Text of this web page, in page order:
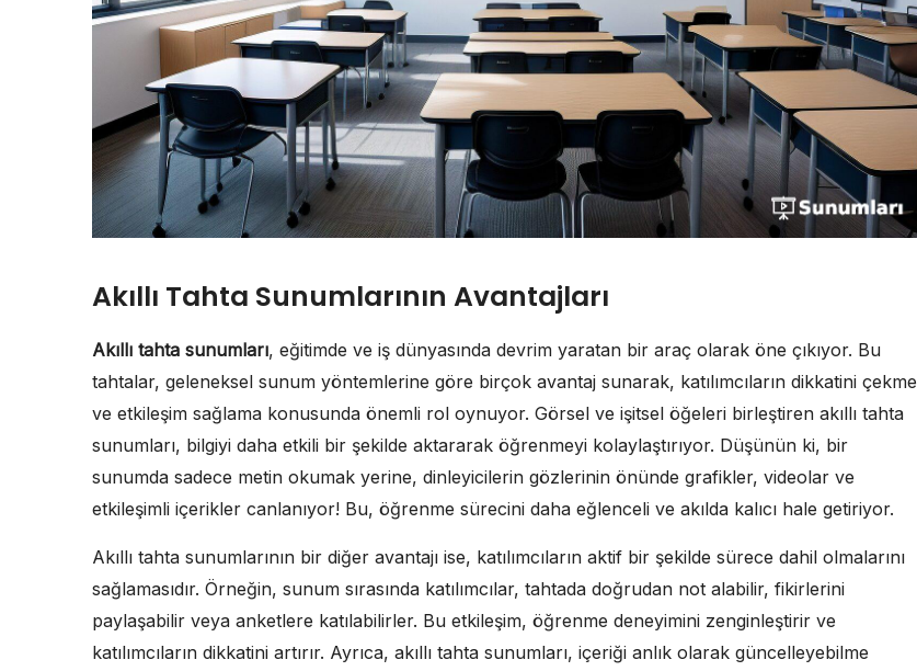
Akıllı Tahta Sunumlarının Avantajları
Akıllı tahta sunumları, eğitimde ve iş dünyasında devrim yaratan bir araç olarak öne çıkıyor. Bu
tahtalar, geleneksel sunum yöntemlerine göre birçok avantaj sunarak, katılımcıların dikkatini çekme
ve etkileşim sağlama konusunda önemli rol oynuyor. Görsel ve işitsel öğeleri birleştiren akıllı tahta
sunumları, bilgiyi daha etkili bir şekilde aktararak öğrenmeyi kolaylaştırıyor. Düşünün ki, bir
sunumda sadece metin okumak yerine, dinleyicilerin gözlerinin önünde grafikler, videolar ve
etkileşimli içerikler canlanıyor! Bu, öğrenme sürecini daha eğlenceli ve akılda kalıcı hale getiriyor.
Akıllı tahta sunumlarının bir diğer avantajı ise, katılımcıların aktif bir şekilde sürece dahil olmalarını
sağlamasıdır. Örneğin, sunum sırasında katılımcılar, tahtada doğrudan not alabilir, fikirlerini
paylaşabilir veya anketlere katılabilirler. Bu etkileşim, öğrenme deneyimini zenginleştirir ve
katılımcıların dikkatini artırır. Ayrıca, akıllı tahta sunumları, içeriği anlık olarak güncelleyebilme